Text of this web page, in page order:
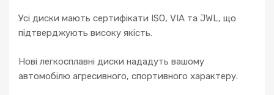
Усі диски мають сертифікати ISO, VIA та JWL, що
підтверджують високу якість.
Нові легкосплавні диски нададуть вашому
автомобілю агресивного, спортивного характеру.